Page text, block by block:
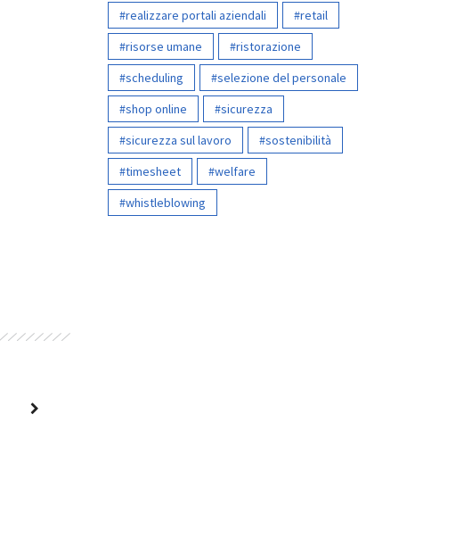
realizzare portali aziendali
retail
risorse umane
ristorazione
scheduling
selezione del personale
shop online
sicurezza
sicurezza sul lavoro
sostenibilità
timesheet
welfare
whistleblowing